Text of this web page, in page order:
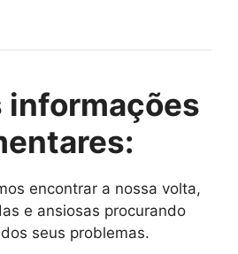
informações
encontrar a nossa volta,
e ansiosas procurando
seus problemas.